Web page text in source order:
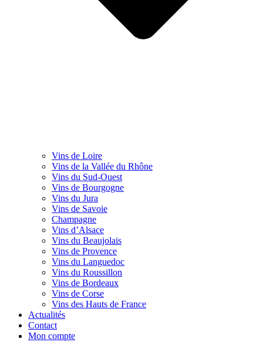
Vins de Loire
Vins de la Vallée du Rhône
Vins du Sud-Ouest
Vins de Bourgogne
Vins du Jura
Vins de Savoie
Champagne
Vins d’Alsace
Vins du Beaujolais
Vins de Provence
Vins du Languedoc
Vins du Roussillon
Vins de Bordeaux
Vins de Corse
Vins des Hauts de France
Actualités
Contact
Mon compte